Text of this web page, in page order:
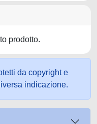
prodotto.
da copyright e
indicazione.